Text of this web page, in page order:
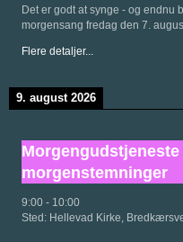
Det er godt at synge - og endnu
morgensang fredag den 7.
Flere detaljer...
9. august 2026
morgenstemninger
9:00 - 10:00
Sted: Hellevad Kirke,